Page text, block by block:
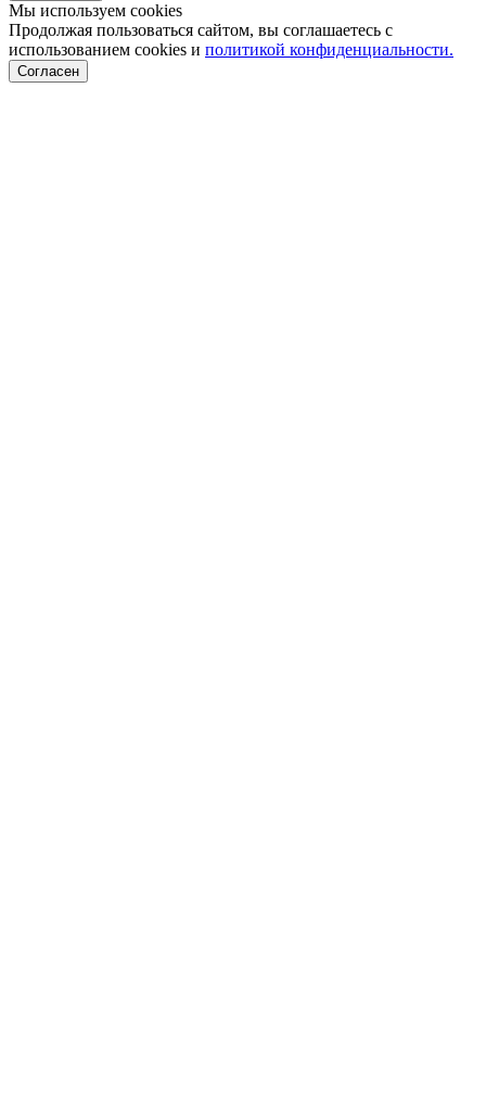
Мы используем cookies
Продолжая пользоваться сайтом, вы соглашаетесь с
использованием cookies и политикой конфиденциальности.
Согласен